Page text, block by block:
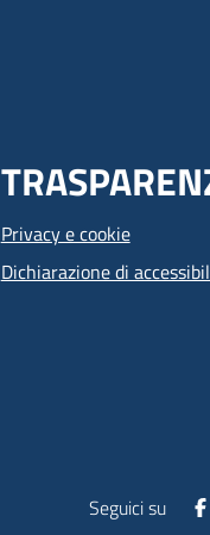
Privacy e cookie
Dichiarazione di
Seguici su